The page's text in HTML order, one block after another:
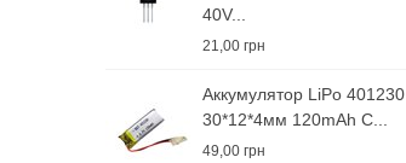
40V...
21,00 грн
Аккумулятор LiPo 401230
30*12*4мм 120mAh С...
49,00 грн